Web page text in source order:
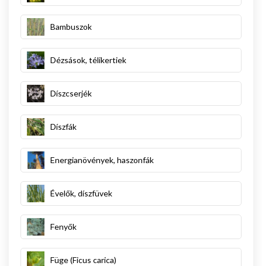
Bambuszok
Dézsások, télikertiek
Díszcserjék
Díszfák
Energianövények, haszonfák
Évelők, díszfüvek
Fenyők
Füge (Ficus carica)